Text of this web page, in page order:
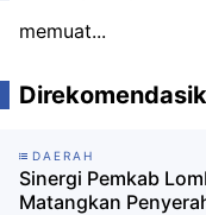
memuat...
DAERAH
Sinergi Pemkab
Matangkan